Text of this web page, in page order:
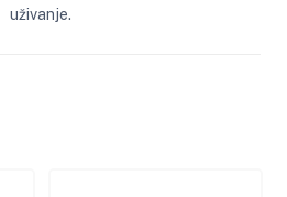
uživanje.